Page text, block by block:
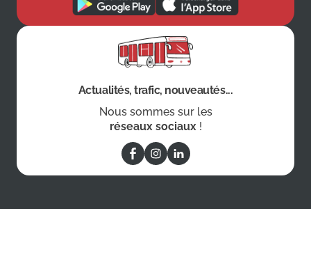
Actualités, trafic, nouveautés...
Nous sommes sur les
réseaux sociaux !